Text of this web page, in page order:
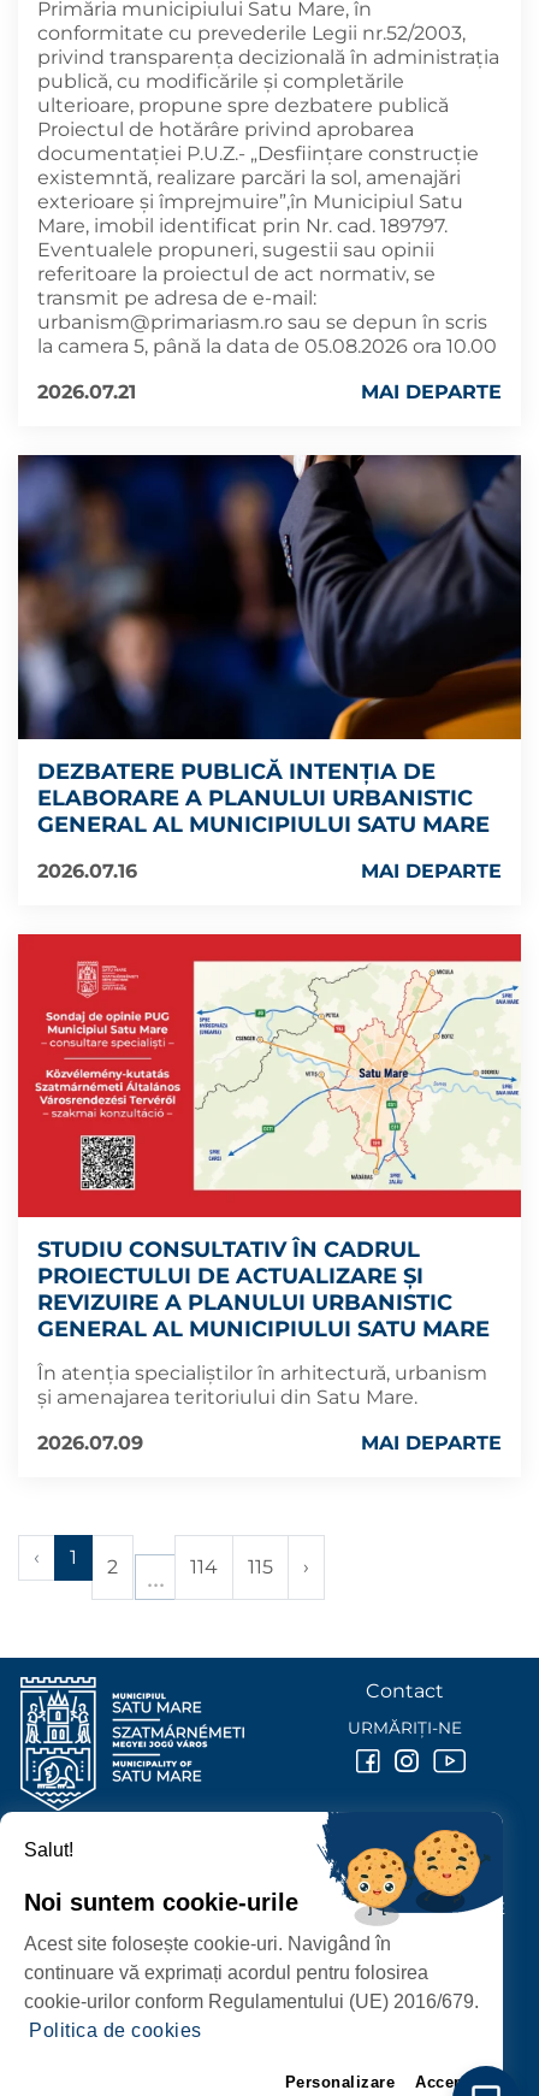
Primăria municipiului Satu Mare, în
conformitate cu prevederile Legii nr.52/2003,
privind transparența decizională în administrația
publică, cu modificările și completările
ulterioare, propune spre dezbatere publică
Proiectul de hotărâre privind aprobarea
documentației P.U.Z.- „Desființare construcție
existemntă, realizare parcări la sol, amenajări
exterioare și împrejmuire”,în Municipiul Satu
Mare, imobil identificat prin Nr. cad. 189797.
Eventualele propuneri, sugestii sau opinii
referitoare la proiectul de act normativ, se
transmit pe adresa de e-mail:
urbanism@primariasm.ro sau se depun în scris
la camera 5, până la data de 05.08.2026 ora 10.00
2026.07.21
MAI DEPARTE
DEZBATERE PUBLICĂ INTENŢIA DE
ELABORARE A PLANULUI URBANISTIC
GENERAL AL MUNICIPIULUI SATU MARE
2026.07.16 MAI DEPARTE
STUDIU CONSULTATIV ÎN CADRUL
PROIECTULUI DE ACTUALIZARE ȘI
REVIZUIRE A PLANULUI URBANISTIC
GENERAL AL MUNICIPIULUI SATU MARE
În atenția specialiștilor în arhitectură, urbanism
şi amenajarea teritoriului din Satu Mare.
2026.07.09
MAI DEPARTE
‹ 1 2 114 115 ›
PROTECȚIA DATELOR PERSONALE
PRIMĂRIA MUNICIPIULUI
P-ȚA 25 OCTOMBRIE, NR. 1 CORP M, 440026 SATU MARE
Contact
URMĂRIȚI-NE
Salut!
Noi suntem cookie-urile
Acest site folosește cookie-uri. Navigând în
continuare vă exprimați acordul pentru folosirea
cookie-urilor conform Regulamentului (UE) 2016/679.
Politica de cookies
Personalizare Accept